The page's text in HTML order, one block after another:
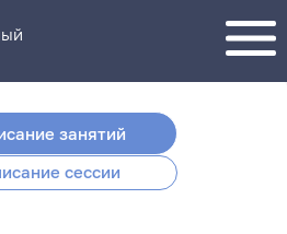
занятий
сессии